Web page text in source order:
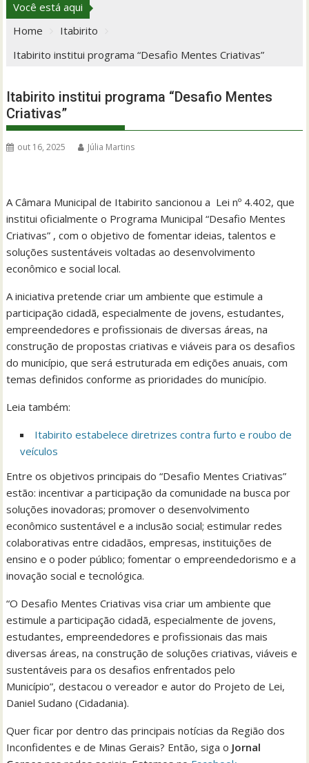
Você está aqui
Home
Itabirito
Itabirito institui programa “Desafio Mentes Criativas”
Itabirito institui programa “Desafio Mentes
Criativas”
out 16, 2025 Júlia Martins
A Câmara Municipal de Itabirito sancionou a Lei nº 4.402, que
institui oficialmente o Programa Municipal “Desafio Mentes
Criativas” , com o objetivo de fomentar ideias, talentos e
soluções sustentáveis voltadas ao desenvolvimento
econômico e social local.
A iniciativa pretende criar um ambiente que estimule a
participação cidadã, especialmente de jovens, estudantes,
empreendedores e profissionais de diversas áreas, na
construção de propostas criativas e viáveis para os desafios
do município, que será estruturada em edições anuais, com
temas definidos conforme as prioridades do município.
Leia também:
Itabirito estabelece diretrizes contra furto e roubo de
veículos
Entre os objetivos principais do “Desafio Mentes Criativas”
estão: incentivar a participação da comunidade na busca por
soluções inovadoras; promover o desenvolvimento
econômico sustentável e a inclusão social; estimular redes
colaborativas entre cidadãos, empresas, instituições de
ensino e o poder público; fomentar o empreendedorismo e a
inovação social e tecnológica.
“O Desafio Mentes Criativas visa criar um ambiente que
estimule a participação cidadã, especialmente de jovens,
estudantes, empreendedores e profissionais das mais
diversas áreas, na construção de soluções criativas, viáveis e
sustentáveis para os desafios enfrentados pelo
Município”, destacou o vereador e autor do Projeto de Lei,
Daniel Sudano (Cidadania).
Quer ficar por dentro das principais notícias da Região dos
Inconfidentes e de Minas Gerais? Então, siga o Jornal